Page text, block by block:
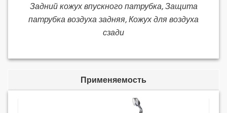
Задний кожух впускного патрубка, Защита
патрубка воздуха задняя, Кожух для воздуха
сзади
Применяемость